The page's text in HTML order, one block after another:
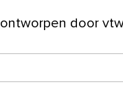
ontworpen door